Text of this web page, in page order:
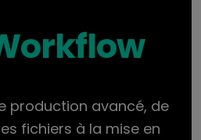
production avancé, de
fichiers à la mise en